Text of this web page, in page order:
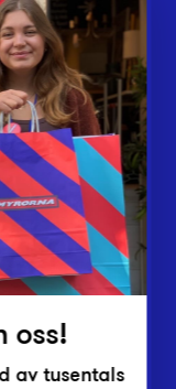
oss!
av tusentals